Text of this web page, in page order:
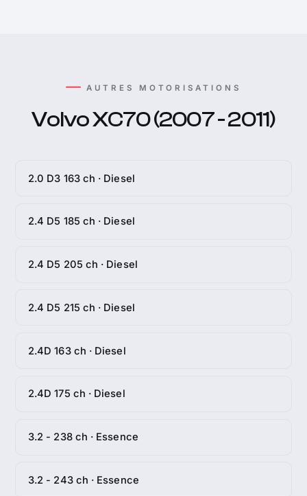
AUTRES MOTORISATIONS
Volvo XC70 (2007 - 2011)
2.0 D3 163 ch · Diesel
2.4 D5 185 ch · Diesel
2.4 D5 205 ch · Diesel
2.4 D5 215 ch · Diesel
2.4D 163 ch · Diesel
2.4D 175 ch · Diesel
3.2 - 238 ch · Essence
3.2 - 243 ch · Essence